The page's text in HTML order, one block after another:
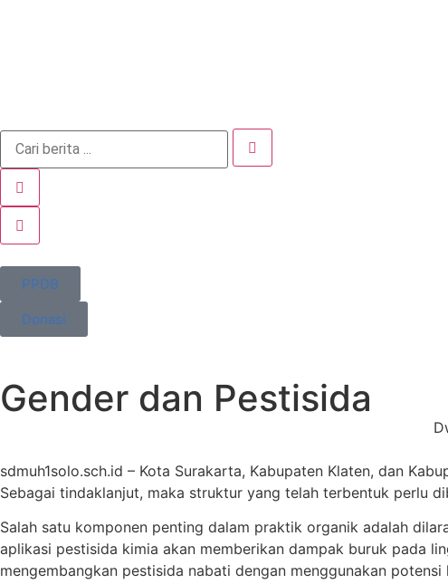
PPDB
Donasi
Gender dan Pestisida
sdmuh1solo.sch.id – Kota Surakarta, Kabupaten Klaten, dan
Sebagai tindaklanjut, maka struktur yang telah terbentuk perlu
Salah satu komponen penting dalam praktik organik adalah
aplikasi pestisida kimia akan memberikan dampak buruk pada
mengembangkan pestisida nabati dengan menggunakan potensi